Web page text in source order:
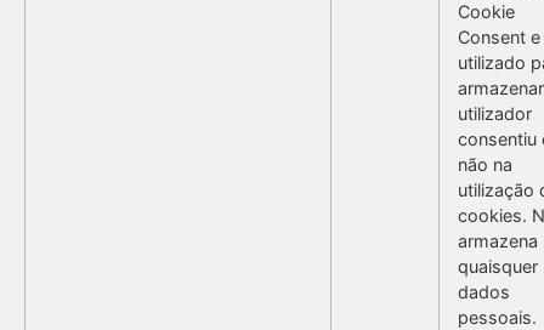
Cookie
Consent e
utilizado
utilizador
consentiu
não na
utilização
cookies.
armazena
quaisquer
dados
pessoais.